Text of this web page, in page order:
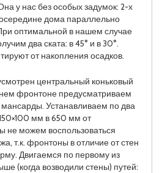
у нас без особых задумок: 2-х
дома параллельно
оптимальной в нашем случае
два ската: в 45° и в 30°.
от накопления осадков.
центральный коньковый
фронтоне предусматриваем
Устанавливаем по два
мм в 650 мм от
не можем воспользоваться
т.к. фронтоны в отличие от стен
Двигаемся по первому из
(когда возводили стены) путей: